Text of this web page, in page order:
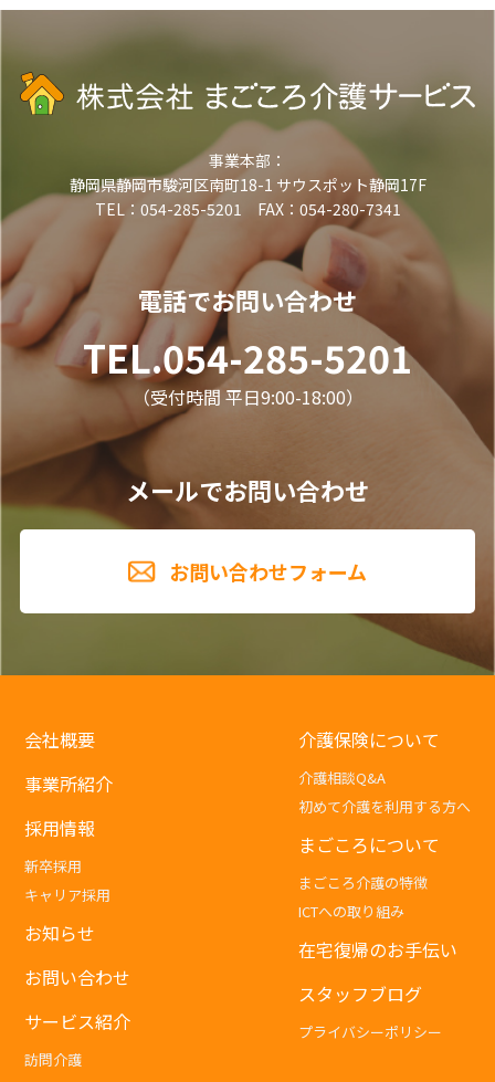
事業本部：
静岡県静岡市駿河区南町18-1 サウスポット静岡17F
TEL：054-285-5201 FAX：054-280-7341
電話でお問い合わせ
TEL.054-285-5201
（受付時間 平日9:00-18:00）
メールでお問い合わせ
お問い合わせフォーム
会社概要
事業所紹介
採用情報
新卒採用
キャリア採用
お知らせ
お問い合わせ
サービス紹介
訪問介護
介護保険について
介護相談Q&A
初めて介護を利用する方へ
まごころについて
まごころ介護の特徴
ICTへの取り組み
在宅復帰のお手伝い
スタッフブログ
プライバシーポリシー